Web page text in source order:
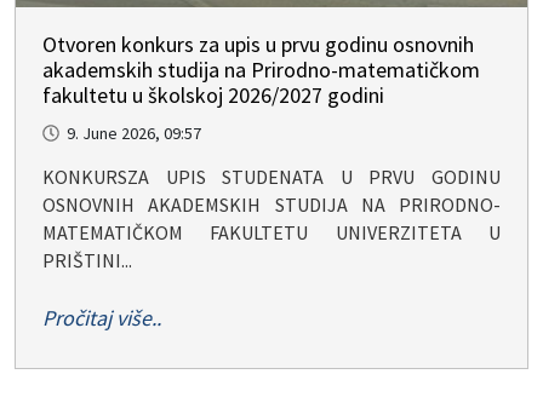
Otvoren konkurs za upis u prvu godinu osnovnih
akademskih studija na Prirodno-matematičkom
fakultetu u školskoj 2026/2027 godini
9. June 2026, 09:57
KONKURSZA UPIS STUDENATA U PRVU GODINU
OSNOVNIH AKADEMSKIH STUDIJA NA PRIRODNO-
MATEMATIČKOM FAKULTETU UNIVERZITETA U
PRIŠTINI...
Pročitaj više..